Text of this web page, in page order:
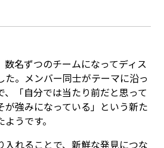
名ずつのチームになってディス
た。メンバー同士がテーマに沿っ
、「自分では当たり前だと思って
が強みになっている」という新た
うです。
入れることで、新鮮な発見につな